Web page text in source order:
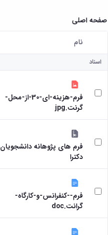
صفحه اصلی
کاربر انتخاب شده
نام
اسناد
فرم-هزینه-ای-30-از-محل-
گرنت.jpg
فرم های پژوهانه دانشجویان
دکترا
فرم--کنفرانس-و-کارگاه-
گرانت.doc